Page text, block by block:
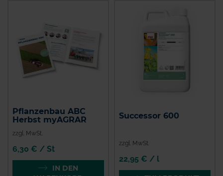
Pflanzenbau ABC
Herbst myAGRAR
zzgl. MwSt.
6,30 € / St
IN DEN
Successor 600
zzgl. MwSt.
22,95 € / l